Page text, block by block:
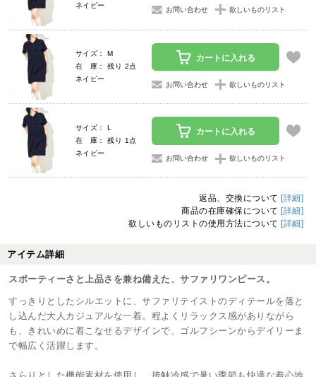
ネイビー
お問い合わせ 欲しいものリスト
サイズ： M
在 庫： 残り 2点
ネイビー
カートに入れる
お問い合わせ 欲しいものリスト
サイズ： L
在 庫： 残り 1点
ネイビー
カートに入れる
お問い合わせ 欲しいものリスト
返品、交換について [詳細]
商品の在庫確保について [詳細]
欲しいものリストの使用方法について [詳細]
アイテム詳細
スポーティーさと上品さを兼ね備えた、サファリワンピース。
すっきりとしたシルエットに、サファリテイストのディテールを落と
し込んだ大人カジュアルな一着。程よくリラックス感がありながら
も、きれいめに着こなせるデザインで、ゴルフシーンからデイリーま
で幅広く活躍します。